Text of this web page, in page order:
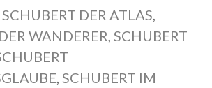
SCHUBERT DER ATLAS,
WANDERER, SCHUBERT
, SCHUBERT IM